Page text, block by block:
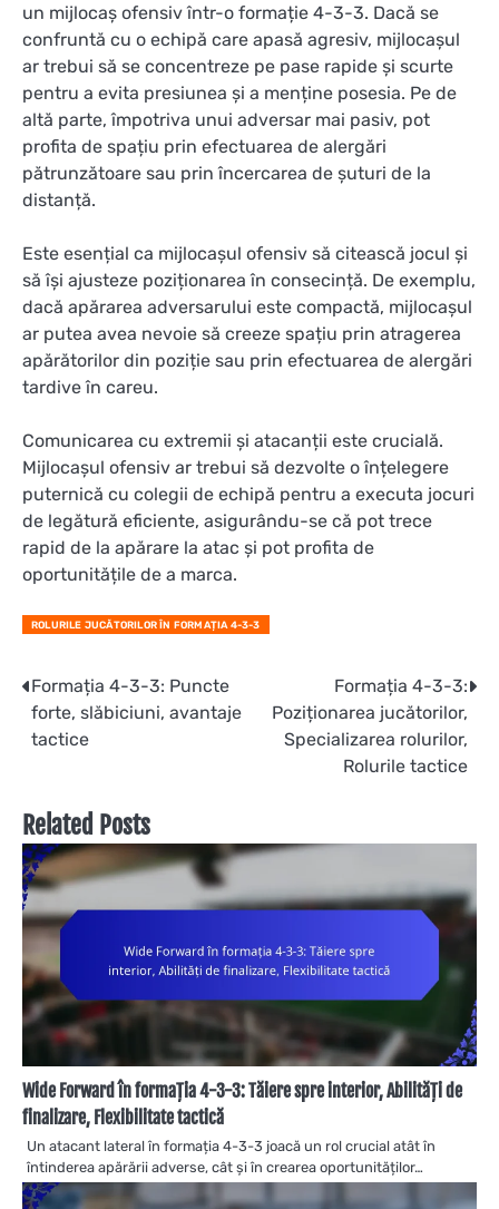
un mijlocaș ofensiv într-o formație 4-3-3. Dacă se
confruntă cu o echipă care apasă agresiv, mijlocașul
ar trebui să se concentreze pe pase rapide și scurte
pentru a evita presiunea și a menține posesia. Pe de
altă parte, împotriva unui adversar mai pasiv, pot
profita de spațiu prin efectuarea de alergări
pătrunzătoare sau prin încercarea de șuturi de la
distanță.
Este esențial ca mijlocașul ofensiv să citească jocul și
să își ajusteze poziționarea în consecință. De exemplu,
dacă apărarea adversarului este compactă, mijlocașul
ar putea avea nevoie să creeze spațiu prin atragerea
apărătorilor din poziție sau prin efectuarea de alergări
tardive în careu.
Comunicarea cu extremii și atacanții este crucială.
Mijlocașul ofensiv ar trebui să dezvolte o înțelegere
puternică cu colegii de echipă pentru a executa jocuri
de legătură eficiente, asigurându-se că pot trece
rapid de la apărare la atac și pot profita de
oportunitățile de a marca.
ROLURILE JUCĂTORILOR ÎN FORMAȚIA 4-3-3
Post
navigation
Formația 4-3-3: Puncte
forte, slăbiciuni, avantaje
tactice
Formația 4-3-3:
Poziționarea jucătorilor,
Specializarea rolurilor,
Rolurile tactice
Related Posts
Wide Forward în formația 4-3-3: Tăiere spre interior, Abilități de
finalizare, Flexibilitate tactică
Un atacant lateral în formația 4-3-3 joacă un rol crucial atât în
întinderea apărării adverse, cât și în crearea oportunităților…